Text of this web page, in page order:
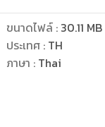
ขนาดไฟล์: 30.11 MB
ประเทศ : TH
ภาษา : Thai